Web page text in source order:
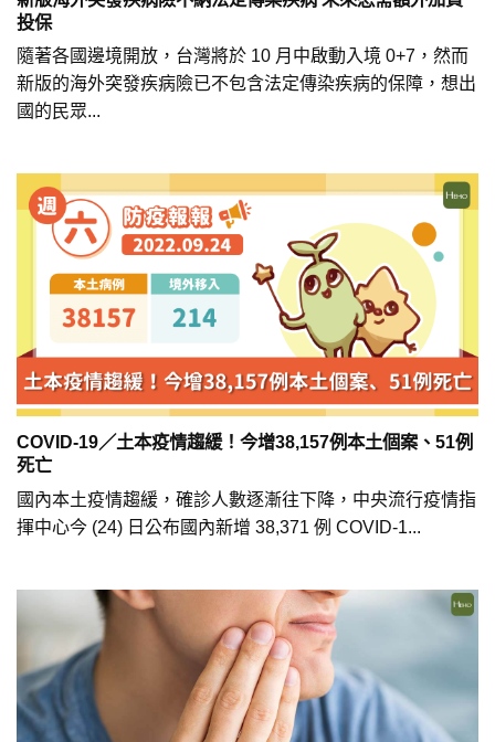
投保
隨著各國邊境開放，台灣將於 10 月中啟動入境 0+7，然而
新版的海外突發疾病險已不包含法定傳染疾病的保障，想出
國的民眾...
COVID-19／土本疫情趨緩！今增38,157例本土個案、51例
死亡
國內本土疫情趨緩，確診人數逐漸往下降，中央流行疫情指
揮中心今 (24) 日公布國內新增 38,371 例 COVID-1...